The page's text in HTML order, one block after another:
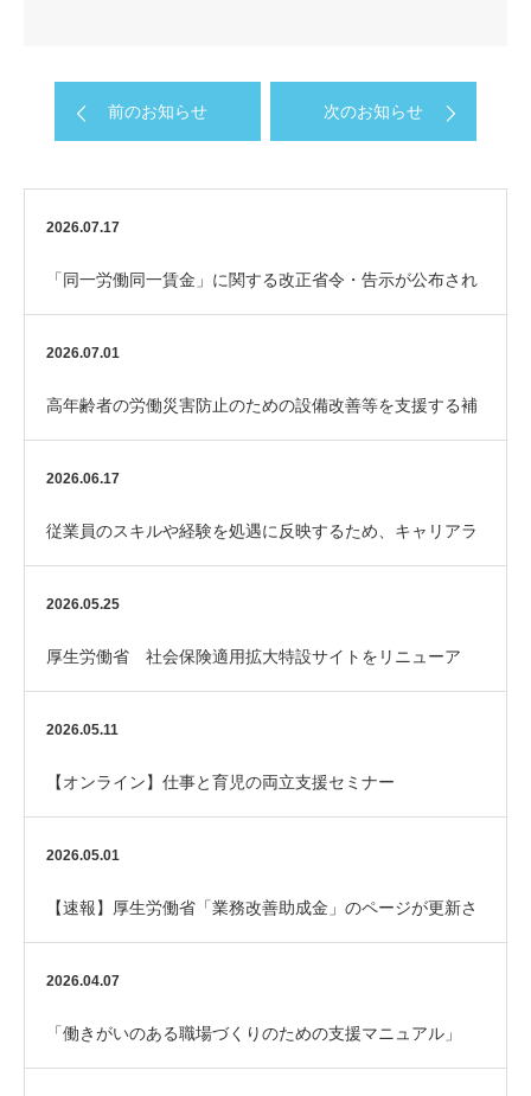
前のお知らせ 次のお知らせ
2026.07.17
「同一労働同一賃金」に関する改正省令・告示が公布され
ました
2026.07.01
高年齢者の労働災害防止のための設備改善等を支援する補
助金「エイジフレンドリー補助金」
2026.06.17
従業員のスキルや経験を処遇に反映するため、キャリアラ
ダーを整備してみませんか？
2026.05.25
厚生労働省 社会保険適用拡大特設サイトをリニューア
ル！
2026.05.11
【オンライン】仕事と育児の両立支援セミナー
2026.05.01
【速報】厚生労働省「業務改善助成金」のページが更新さ
れました
2026.04.07
「働きがいのある職場づくりのための支援マニュアル」